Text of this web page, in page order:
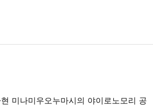
현 미나미우오누마시의 야이로노모리 공